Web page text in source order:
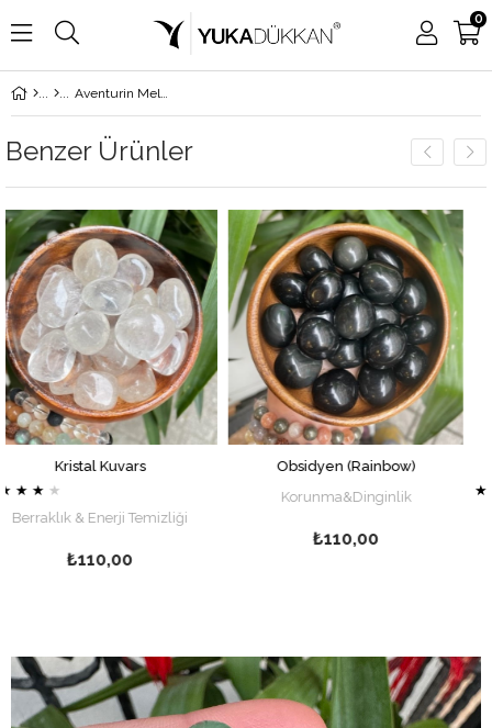
0
Aventurin Melek Sembolü
Benzer Ürünler
Temizliği
Obsidyen (Rainbow)
Korunma&Dinginlik
★ ★